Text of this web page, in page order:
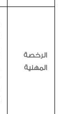
الرخصة
المهنية